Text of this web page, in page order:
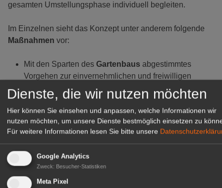
gesamten Umstellungsphase individuell begleiten.
Im Einzelnen sieht das Konzept unter anderem folgende
Maßnahmen vor:
Mit den Sparten des Gartenbaus abgestimmtes
Vorgehen zur einvernehmlichen und freiwilligen
Verringerung
Torfanteile
in Kultursubstraten und
Blumenerden
Erforschung von ökonomisch konkurrenzfähigen
Lösungenzum vollständigenTorfersatz
Entwicklung vonModell- und
Fach- und Verbraucherinformation
Eigenschaften und Einsatzmöglichkeiten von
Torfersatz
Dienste, die wir nutzen möchten
Hier können Sie einsehen und anpassen, welche Informationen wir
nutzen möchten, um unsere Dienste bestmöglich einsetzen zu
Für weitere Informationen lesen Sie bitte unsere
Google Analytics
Zweck: Besucher-Statistiken
Meta Pixel